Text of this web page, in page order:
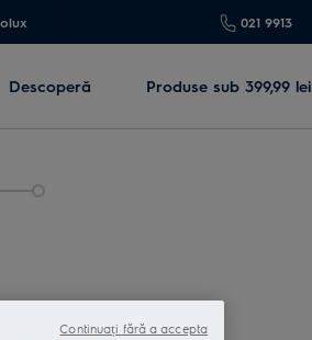
021 9913
Descoperă Produse sub 399,99 lei
Continuați fără a accepta